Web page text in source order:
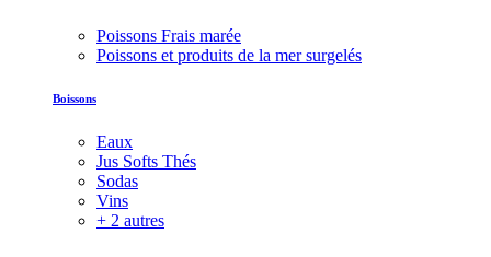
Poissons Frais marée
Poissons et produits de la mer surgelés
Boissons
Eaux
Jus Softs Thés
Sodas
Vins
+ 2 autres